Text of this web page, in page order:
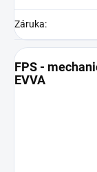
Záruka:
FPS -
EVVA